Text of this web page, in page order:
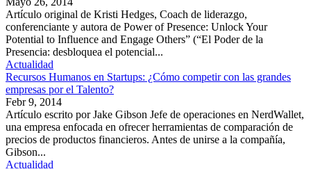
Artículo original de Kristi Hedges, Coach de liderazgo,
conferenciante y autora de Power of Presence: Unlock Your
Potential to Influence and Engage Others” (“El Poder de la
Presencia: desbloquea el potencial...
Actualidad
Recursos Humanos en Startups: ¿Cómo competir con las grandes
empresas por el Talento?
Febr 9, 2014
Artículo escrito por Jake Gibson Jefe de operaciones en NerdWallet,
una empresa enfocada en ofrecer herramientas de comparación de
precios de productos financieros. Antes de unirse a la compañía,
Gibson...
Actualidad